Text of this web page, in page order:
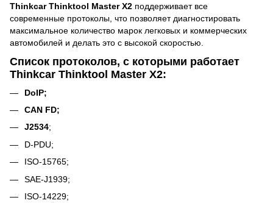
Thinkcar Thinktool Master X2 поддерживает все
современные протоколы, что позволяет диагностировать
максимальное количество марок легковых и коммерческих
автомобилей и делать это с высокой скоростью.
Список протоколов, с которыми работает
Thinkcar Thinktool Master X2:
DoIP;
CAN FD;
J2534;
D-PDU;
ISO-15765;
SAE-J1939;
ISO-14229;